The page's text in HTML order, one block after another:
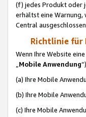
(f) jedes Produkt oder
erhältst eine Warnung,
Central
Richtlinie für
Wenn Ihre Website
„Mobile Anwendung
(a) Ihre Mobile
(b) Ihre Mobile
(c) Ihre Mobile